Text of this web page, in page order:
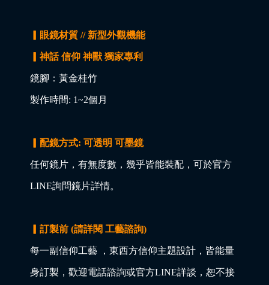
▎眼鏡材質 // 新型外觀機能
▎神話 信仰 神獸 獨家專利
鏡腳：黃金桂竹
製作時間: 1~2個月
▎配鏡方式: 可透明 可墨鏡
任何鏡片，有無度數，幾乎皆能裝配，可於官方
LINE詢問鏡片詳情。
▎訂製前 (請詳閱 工藝諮詢)
每一副信仰工藝 ，東西方信仰主題設計，皆能量
身訂製，歡迎電話諮詢或官方LINE詳談，恕不接